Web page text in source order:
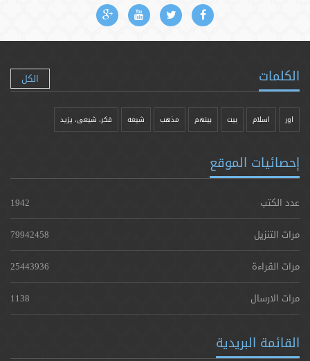
الكلمات الكل
اور اسلام بیت بينهم مذهب شيعه فکر، شیعی، یزيد
إحصائيات الموقع
عدد الكتب
1942
مرات التنزيل
79942458
مرات القراءة
25443936
مرات الارسال
1138
القائمة البريدية